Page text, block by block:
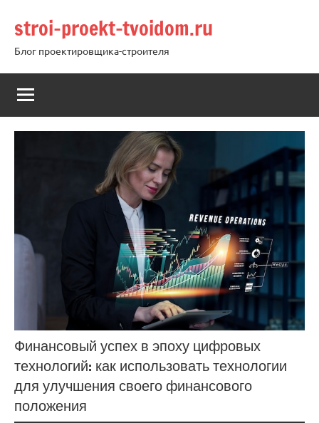
содержимому
stroi-proekt-tvoidom.ru
Блог проектировщика-строителя
Финансовый успех в эпоху цифровых
технологий: как использовать технологии
для улучшения своего финансового
положения